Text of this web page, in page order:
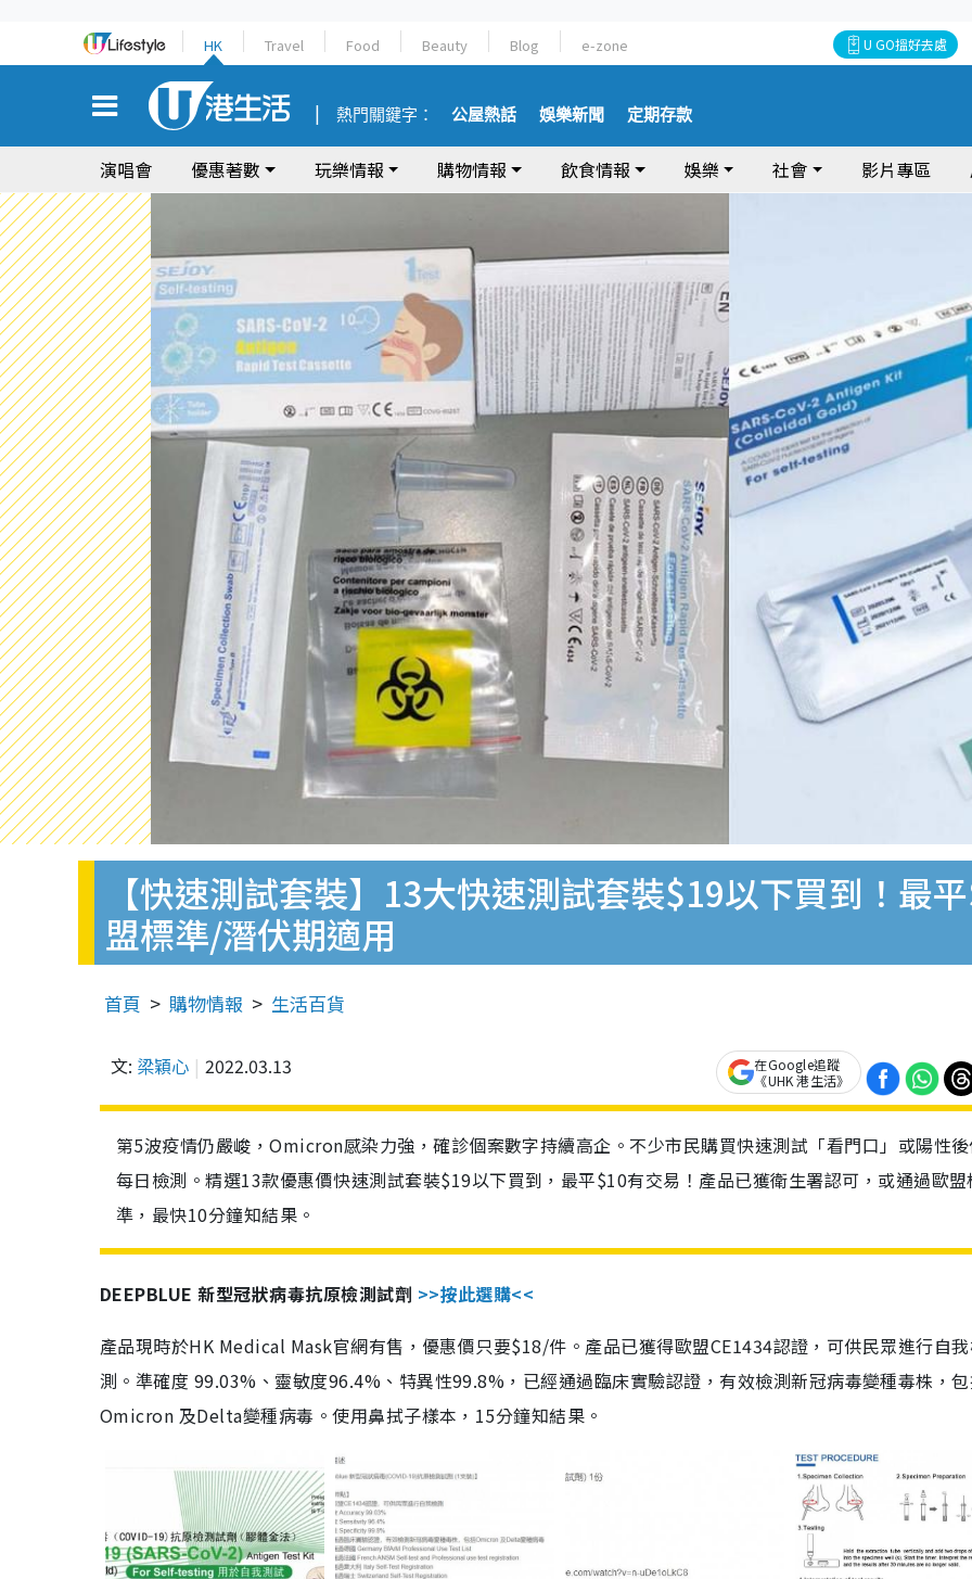
HK Travel Food Beauty Blog e-zone U GO搵好去處
熱門關鍵字： 公屋熱話 娛樂新聞 定期存款
演唱會 優惠著數 玩樂情報 購物情報 飲食情報 娛樂 社會 影片專區
【快速測試套裝】13大快速測試套裝$19以下買到！最
盟標準/潛伏期適用
首頁 購物情報 生活百貨
文: 梁穎心 2022.03.13
在Google追蹤
《UHK 港生活》
第5波疫情仍嚴峻，Omicron感染力強，確診個案數字持續高企。不少市民購買快速測試「看門口」或陽性
每日檢測。精選13款優惠價快速測試套裝$19以下買到，最平$10有交易！產品已獲衛生署認可，或通過歐盟
準，最快10分鐘知結果。
DEEPBLUE 新型冠狀病毒抗原檢測試劑 >>按此選購<<
產品現時於HK Medical Mask官網有售，優惠價只要$18/件。產品已獲得歐盟CE1434認證，可供民眾進行自
測。準確度 99.03%、靈敏度96.4%、特異性99.8%，已經通過臨床實驗認證，有效檢測新冠病毒變種毒株，
Omicron 及Delta變種病毒。使用鼻拭子樣本，15分鐘知結果。